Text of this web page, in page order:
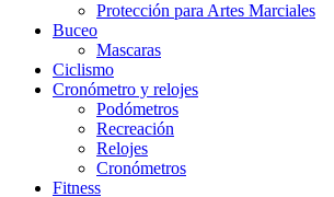
Protección para Artes Marciales
Buceo
Mascaras
Ciclismo
Cronómetro y relojes
Podómetros
Recreación
Relojes
Cronómetros
Fitness